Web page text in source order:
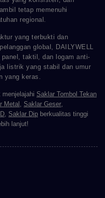
tetap memenuhi
regional.
yang terbukti dan
global, DAILYWELL
taktil, dan logam anti-
listrik yang stabil dan umur
yang keras.
menjelajahi Saklar Tombol Tekan
Metal , Saklar Geser,
, Saklar Dip berkualitas tinggi
lanjut!